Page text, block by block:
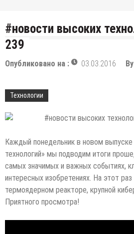
#новости высоких
239
Опубликовано на : 03.03.2016 By
Технологии
Каждый понедельник в новом
технологий» мы подводим итоги
самых значимых и важных событиях,
интересных изобретениях. На этот
термоядерном реакторе, крупной
Приятного просмотра!